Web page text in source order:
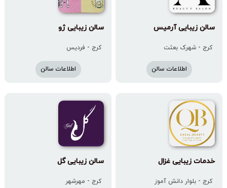
سالن زیبایی آرمیس
کرج - شهرک بعثت
اطلاعات سالن
سالن زیبایی ژو
کرج - فردیس
اطلاعات سالن
خدمات زیبایی غزال
کرج - بلوار دانش آموز
سالن زیبایى گل
کرج - مهرشهر